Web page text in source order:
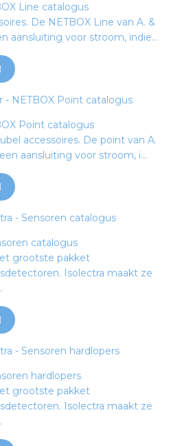
Line catalogus
De NETBOX Line van A. &
aansluiting voor stroom, indie...
Point catalogus
accessoires. De point van A.
aansluiting voor stroom, i...
catalogus
grootste pakket
Isolectra maakt ze
hardlopers
grootste pakket
Isolectra maakt ze